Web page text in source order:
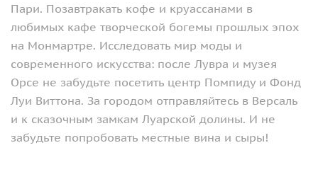
Пари. Позавтракать кофе и круассанами в
любимых кафе творческой богемы прошлых эпох
на Монмартре. Исследовать мир моды и
современного искусства: после Лувра и музея
Орсе не забудьте посетить центр Помпиду и Фонд
Луи Виттона. За городом отправляйтесь в Версаль
и к сказочным замкам Луарской долины. И не
забудьте попробовать местные вина и сыры!